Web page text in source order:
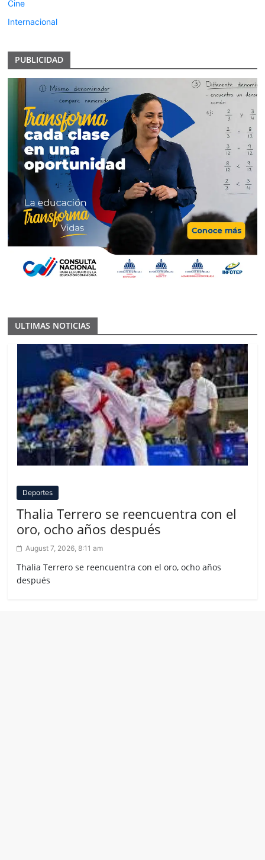
Cine
Internacional
PUBLICIDAD
ULTIMAS NOTICIAS
Deportes
Thalia Terrero se reencuentra con el
oro, ocho años después
August 7, 2026, 8:11 am
Thalia Terrero se reencuentra con el oro, ocho años
después